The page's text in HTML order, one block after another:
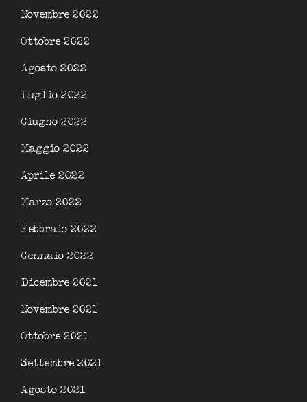
Novembre 2022
Ottobre 2022
Agosto 2022
Luglio 2022
Giugno 2022
Maggio 2022
Aprile 2022
Marzo 2022
Febbraio 2022
Gennaio 2022
Dicembre 2021
Novembre 2021
Ottobre 2021
Settembre 2021
Agosto 2021